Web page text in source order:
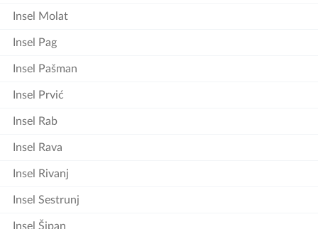
Insel Molat
Insel Pag
Insel Pašman
Insel Prvić
Insel Rab
Insel Rava
Insel Rivanj
Insel Sestrunj
Insel Šipan